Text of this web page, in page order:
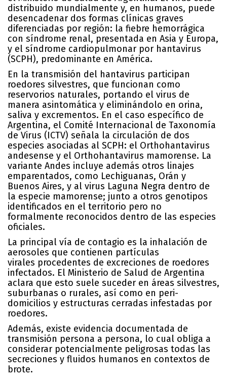
distribuido mundialmente y, en humanos, puede
desencadenar dos formas clínicas graves
diferenciadas por región: la fiebre hemorrágica
con síndrome renal, presentada en Asia y Europa,
y el síndrome cardiopulmonar por hantavirus
(SCPH), predominante en América.
En la transmisión del hantavirus participan
roedores silvestres, que funcionan como
reservorios naturales, portando el virus de
manera asintomática y eliminándolo en orina,
saliva y excrementos. En el caso específico de
Argentina, el Comité Internacional de Taxonomía
de Virus (ICTV) señala la circulación de dos
especies asociadas al SCPH: el Orthohantavirus
andesense y el Orthohantavirus mamorense. La
variante Andes incluye además otros linajes
emparentados, como Lechiguanas, Orán y
Buenos Aires, y al virus Laguna Negra dentro de
la especie mamorense; junto a otros genotipos
identificados en el territorio pero no
formalmente reconocidos dentro de las especies
oficiales.
La principal vía de contagio es la inhalación de
aerosoles que contienen partículas
virales procedentes de excreciones de roedores
infectados. El Ministerio de Salud de Argentina
aclara que esto suele suceder en áreas silvestres,
suburbanas o rurales, así como en peri-
domicilios y estructuras cerradas infestadas por
roedores.
Además, existe evidencia documentada de
transmisión persona a persona, lo cual obliga a
considerar potencialmente peligrosas todas las
secreciones y fluidos humanos en contextos de
brote.